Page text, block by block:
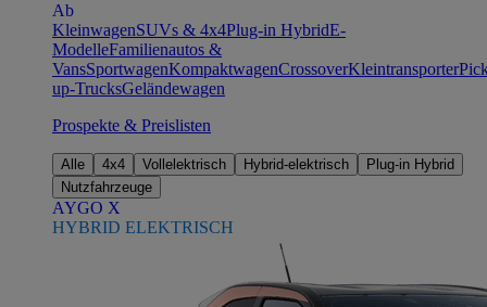
Ab
KleinwagenSUVs & 4x4Plug-in HybridE-
ModelleFamilienautos &
VansSportwagenKompaktwagenCrossoverKleintransporter
up-TrucksGeländewagen
Prospekte & Preislisten
Alle 4x4 Vollelektrisch Hybrid-elektrisch
Plug-in Hybrid
Nutzfahrzeuge
AYGO X
HYBRID ELEKTRISCH